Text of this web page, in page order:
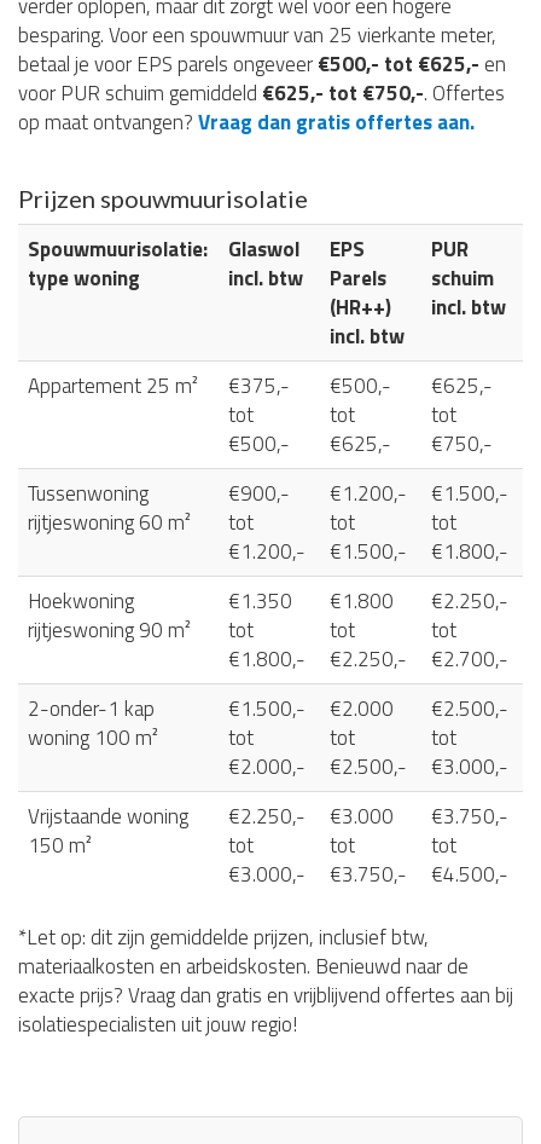
verder oplopen, maar dit zorgt wel voor een hogere
besparing. Voor een spouwmuur van 25 vierkante meter,
betaal je voor EPS parels ongeveer€500,- tot €625,- en
voor PUR schuim gemiddeld €625,- tot €750,-. Offertes
op maat ontvangen?Vraag dan gratis offertes aan.
Prijzen spouwmuurisolatie
Spouwmuurisolatie:
type woning
Glaswol
incl. btw
EPS
Parels
(HR++)
incl. btw
PUR
schuim
incl. btw
Appartement 25 m²
€375,-
tot
€500,-
€500,-
tot
€625,-
€625,-
tot
€750,-
Tussenwoning
rijtjeswoning 60 m²
€900,-
tot
€1.200,-
€1.200,-
tot
€1.500,-
€1.500,-
tot
€1.800,-
Hoekwoning
rijtjeswoning 90 m²
€1.350
tot
€1.800,-
€1.800
tot
€2.250,-
€2.250,-
tot
€2.700,-
2-onder-1 kap
woning 100 m²
€1.500,-
tot
€2.000,-
€2.000
tot
€2.500,-
€2.500,-
tot
€3.000,-
Vrijstaande woning
150 m²
€2.250,-
tot
€3.000,-
€3.000
tot
€3.750,-
€3.750,-
tot
€4.500,-
*Let op: dit zijn gemiddelde prijzen, inclusief btw,
materiaalkosten en arbeidskosten. Benieuwd naar de
exacte prijs? Vraag dan gratis en vrijblijvend offertes aan bij
isolatiespecialisten uit jouw regio!